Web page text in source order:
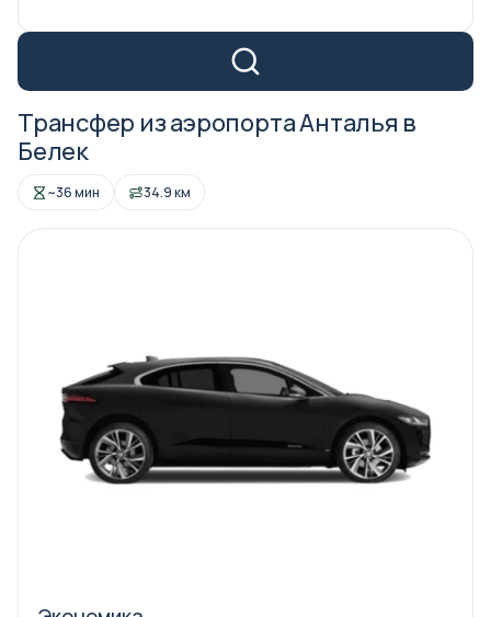
Трансфер из аэропорта Анталья в
Белек
~36 мин 34.9 км